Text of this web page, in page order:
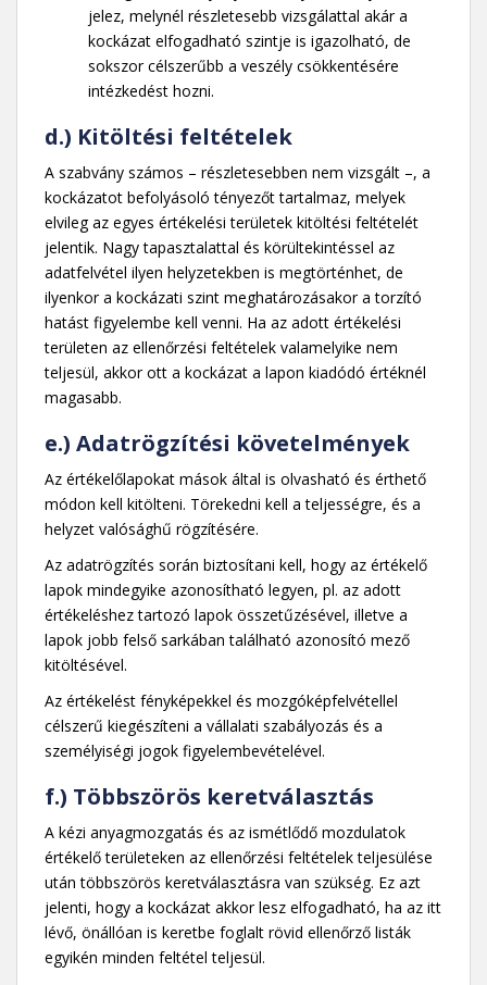
jelez, melynél részletesebb vizsgálattal akár a
kockázat elfogadható szintje is igazolható, de
sokszor célszerűbb a veszély csökkentésére
intézkedést hozni.
d.) Kitöltési feltételek
A szabvány számos – részletesebben nem vizsgált –, a
kockázatot befolyásoló tényezőt tartalmaz, melyek
elvileg az egyes értékelési területek kitöltési feltételét
jelentik. Nagy tapasztalattal és körültekintéssel az
adatfelvétel ilyen helyzetekben is megtörténhet, de
ilyenkor a kockázati szint meghatározásakor a torzító
hatást figyelembe kell venni. Ha az adott értékelési
területen az ellenőrzési feltételek valamelyike nem
teljesül, akkor ott a kockázat a lapon kiadódó értéknél
magasabb.
e.) Adatrögzítési követelmények
Az értékelőlapokat mások által is olvasható és érthető
módon kell kitölteni. Törekedni kell a teljességre, és a
helyzet valósághű rögzítésére.
Az adatrögzítés során biztosítani kell, hogy az értékelő
lapok mindegyike azonosítható legyen, pl. az adott
értékeléshez tartozó lapok összetűzésével, illetve a
lapok jobb felső sarkában található azonosító mező
kitöltésével.
Az értékelést fényképekkel és mozgóképfelvétellel
célszerű kiegészíteni a vállalati szabályozás és a
személyiségi jogok figyelembevételével.
f.) Többszörös keretválasztás
A kézi anyagmozgatás és az ismétlődő mozdulatok
értékelő területeken az ellenőrzési feltételek teljesülése
után többszörös keretválasztásra van szükség. Ez azt
jelenti, hogy a kockázat akkor lesz elfogadható, ha az itt
lévő, önállóan is keretbe foglalt rövid ellenőrző listák
egyikén minden feltétel teljesül.